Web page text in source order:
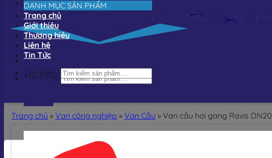
Tìm kiếm:
DANH MỤC SẢN PHẨM
Trang chủ
Giới thiệu
Thương hiệu
Liên hệ
Tin Tức
Tìm kiếm:
Trang chủ » Van công nghiệp » Van Cầu » Van cầu hơi gang Ravis DN20